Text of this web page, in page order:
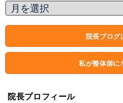
院長ブログ
私が整体師に
院長プロフィール